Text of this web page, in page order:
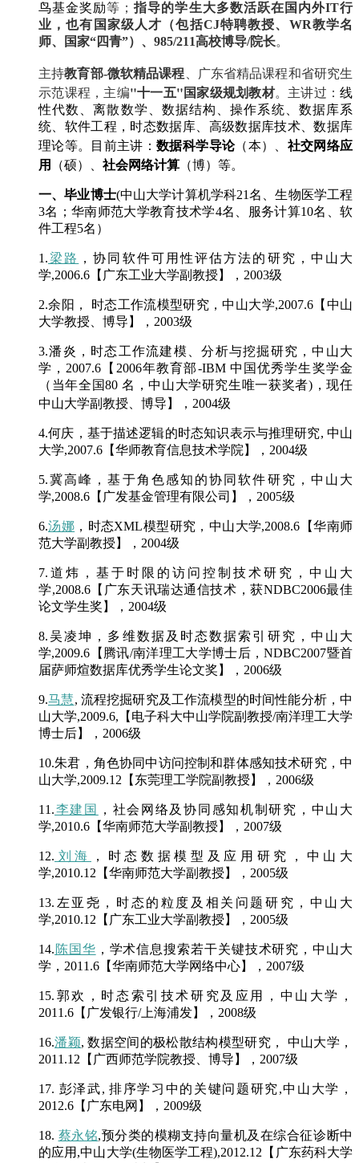
鸟基金奖励等； 指导的学生大多数活跃在国内外IT行
业，也有国家级人才（包括CJ特聘教授、WR教学名
师、国家“四青”）、 985/211高校博导/院长。
主持教育部-微软精品课程 、广东省精品课程和省研究生
示范课程，主编"十一五"国家级规划教材。 主讲过： 线
性代数、离散数学、数据结构、操作系统、数据库系
统、软件工程， 时态数据库、高级数据库技术、数据库
理论等。目前主讲：数据科学导论（本）、 社交网络应
用 （硕）、 社会网络计算 （博）等。
一、毕业博士(中山大学计算机学科21名、生物医学工程
3名；华南师范大学教育技术学4名、服务计算10名、软
件工程5名）
1.梁路 ，协同软件可用性评估方法的研究，中山大
学,2006.6【广东工业大学副教授】，2003级
2.余阳， 时态工作流模型研究，中山大学,2007.6【中山
大学教授、博导】， 2003级
3.潘炎，时态工作流建模、分析与挖掘研究，中山大
学，2007.6【2006年教育部-IBM 中国优秀学生奖学金
（当年全国80 名，中山大学研究生唯一获奖者)，现任
中山大学副教授、博导】， 2004级
4.何庆，基于描述逻辑的时态知识表示与推理研究, 中山
大学,2007.6【华师教育信息技术学院】
，2004级
5.冀高峰，基于角色感知的协同软件研究，中山大
学,2008.6【广发基金管理有限公司】
，2005级
6.汤娜 ，时态XML模型研究，中山大学,2008.6【华南师
范大学副教授】
，2004级
7.道炜，基于时限的访问控制技术研究，中山大
学,2008.6【广东天讯瑞达通信技术，获NDBC2006最佳
论文学生奖】
，2004级
8.吴凌坤，多维数据及时态数据索引研究，中山大
学,2009.6【腾讯/南洋理工大学博士后，NDBC2007暨首
届萨师煊数据库优秀学生论文奖】
，2006级
9.马慧, 流程挖掘研究及工作流模型的时间性能分析，中
山大学,2009.6,【电子科大中山学院副教授/南洋理工大学
博士后】
，2006级
10.朱君，角色协同中访问控制和群体感知技术研究，中
山大学,2009.12【东莞理工学院副教授】
，2006级
11.李建国
，社会网络及协同感知机制研究，中山大
学,2010.6【华南师范大学副教授】
，2007级
12. 刘海
，时态数据模型及应用研究，中山大
学,2010.12【华南师范大学副教授】
，2005级
13.左亚尧，时态的粒度及相关问题研究，中山大
学,2010.12【广东工业大学副教授】
，2005级
14. 陈国华 ，学术信息搜索若干关键技术研究，中山大
学，2011.6【华南师范大学网络中心】
，2007级
15.郭欢，时态索引技术研究及应用，中山大学，
2011.6【广发银行/上海浦发】
，2008级
16.潘颖, 数据空间的极松散结构模型研究， 中山大学，
2011.12【广西师范学院教授、博导】
，2007级
17. 彭泽武, 排序学习中的关键问题研究,中山大学，
2012.6【广东电网】
，2009级
18. 蔡永铭,预分类的模糊支持向量机及在综合征诊断中
的应用,中山大学(生物医学工程),2012.12【广东药科大学